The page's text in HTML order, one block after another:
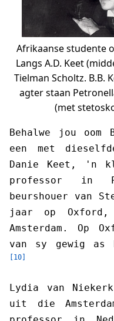
Afrikaanse studente
Langs A.D. Keet
Tielman Scholtz. B.B.
agter staan
(met
Behalwe jou oom
een met
Danie Keet, 'n
professor in
beurshouer van
jaar op
Amsterdam. Op
van sy gewig as
[10]
Lydia van
uit die